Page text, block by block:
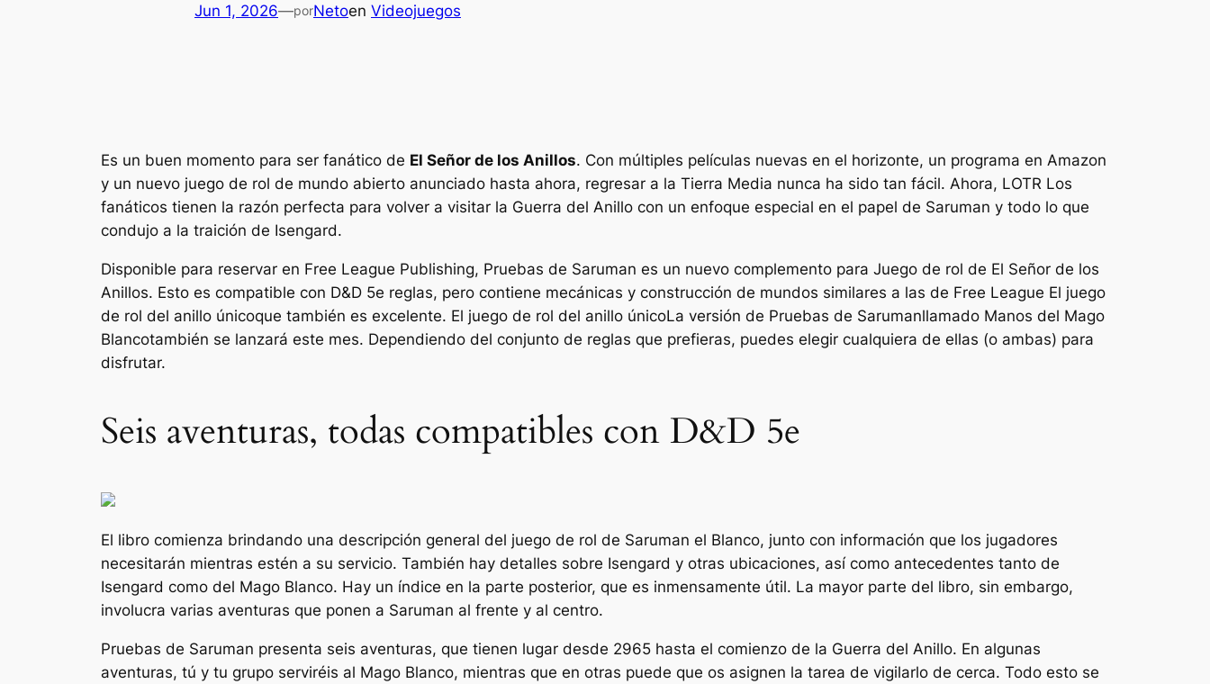
Jun 1, 2026—porNetoen Videojuegos
Es un buen momento para ser fanático de El Señor de los Anillos. Con múltiples películas nuevas en el horizonte, un programa en Amazon
y un nuevo juego de rol de mundo abierto anunciado hasta ahora, regresar a la Tierra Media nunca ha sido tan fácil. Ahora, LOTR Los
fanáticos tienen la razón perfecta para volver a visitar la Guerra del Anillo con un enfoque especial en el papel de Saruman y todo lo que
condujo a la traición de Isengard.
Disponible para reservar en Free League Publishing, Pruebas de Saruman es un nuevo complemento para Juego de rol de El Señor de los
Anillos. Esto es compatible con D&D 5e reglas, pero contiene mecánicas y construcción de mundos similares a las de Free League El juego
de rol del anillo únicoque también es excelente. El juego de rol del anillo únicoLa versión de Pruebas de Sarumanllamado Manos del Mago
Blancotambién se lanzará este mes. Dependiendo del conjunto de reglas que prefieras, puedes elegir cualquiera de ellas (o ambas) para
disfrutar.
Seis aventuras, todas compatibles con D&D 5e
El libro comienza brindando una descripción general del juego de rol de Saruman el Blanco, junto con información que los jugadores
necesitarán mientras estén a su servicio. También hay detalles sobre Isengard y otras ubicaciones, así como antecedentes tanto de
Isengard como del Mago Blanco. Hay un índice en la parte posterior, que es inmensamente útil. La mayor parte del libro, sin embargo,
involucra varias aventuras que ponen a Saruman al frente y al centro.
Pruebas de Saruman presenta seis aventuras, que tienen lugar desde 2965 hasta el comienzo de la Guerra del Anillo. En algunas
aventuras, tú y tu grupo serviréis al Mago Blanco, mientras que en otras puede que os asignen la tarea de vigilarlo de cerca. Todo esto se